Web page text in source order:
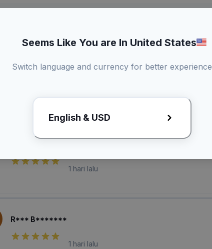
Pembeli
1 hari lalu
R*** B*******
1 hari lalu
Seems Like You are In United States
Switch language and currency for better experience
English & USD